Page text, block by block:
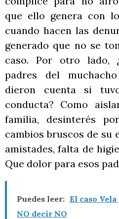
que ello genera con
cuando hacen las
generado que no se
caso. Por otro lado,
padres del
dieron cuenta si
conducta? Como
familia, desinterés
cambios bruscos de su
amistades, falta de
Que dolor para esos
Puedes leer: El caso
NO decir NO